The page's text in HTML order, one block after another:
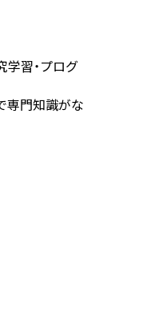
学習・プログ
専門知識がな